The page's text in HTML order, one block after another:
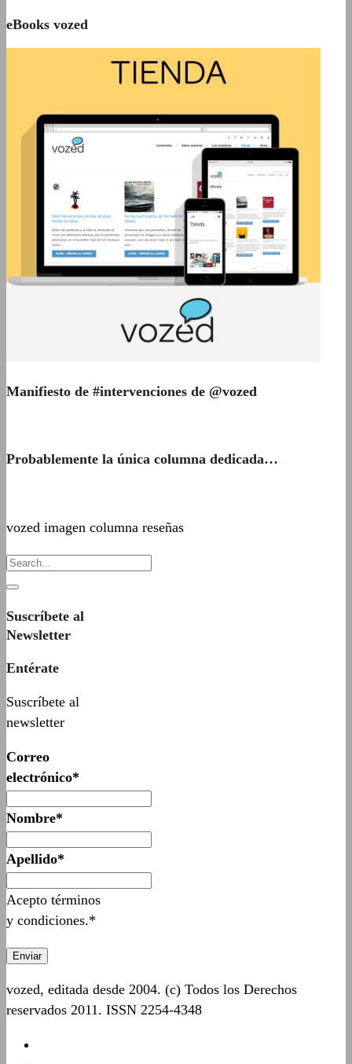
eBooks vozed
Manifiesto de #intervenciones de @vozed
Probablemente la única columna dedicada…
vozed imagen columna reseñas
Suscríbete al
Newsletter
Entérate
Suscríbete al
newsletter
Correo
electrónico*
Nombre*
Apellido*
Acepto términos
y condiciones.*
vozed, editada desde 2004. (c) Todos los Derechos
reservados 2011. ISSN 2254-4348